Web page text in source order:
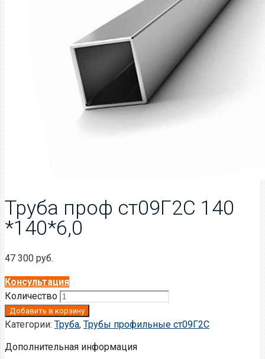
Труба проф ст09Г2С 140
*140*6,0
47 300 руб.
Консультация
Количество
Добавить в корзину
Категории: Труба, Трубы профильные ст09Г2С
Дополнительная информация